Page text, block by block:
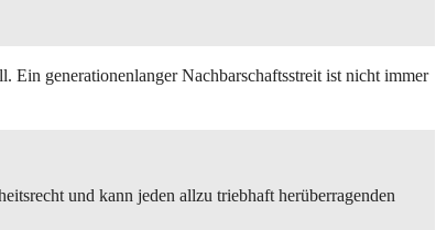
Ein generationenlanger Nachbarschaftsstreit ist nicht immer
und kann jeden allzu triebhaft herüberragenden